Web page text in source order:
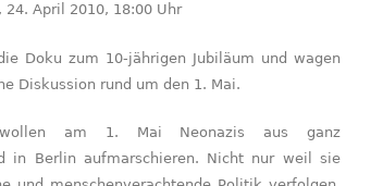
24. April 2010, 18:00 Uhr
Diskussion rund um den 1. Mai.
in Berlin aufmarschieren. Nicht nur weil sie